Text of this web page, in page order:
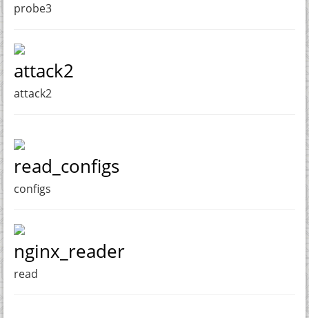
probe3
attack2
attack2
read_configs
configs
nginx_reader
read